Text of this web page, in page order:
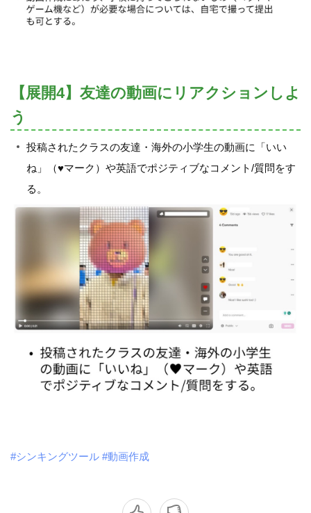
【展開4】友達の動画にリアクションしよ
う
投稿されたクラスの友達・海外の小学生の動画に「いい
ね」（♥マーク）や英語でポジティブなコメント/質問をす
る。
#シンキングツール #動画作成